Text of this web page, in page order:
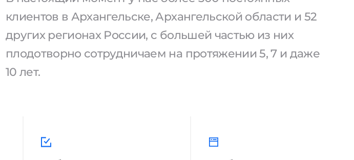
клиентов в Архангельске, Архангельской области и 52
других регионах России, с большей частью из них
плодотворно сотрудничаем на протяжении 5, 7 и даже
10 лет.